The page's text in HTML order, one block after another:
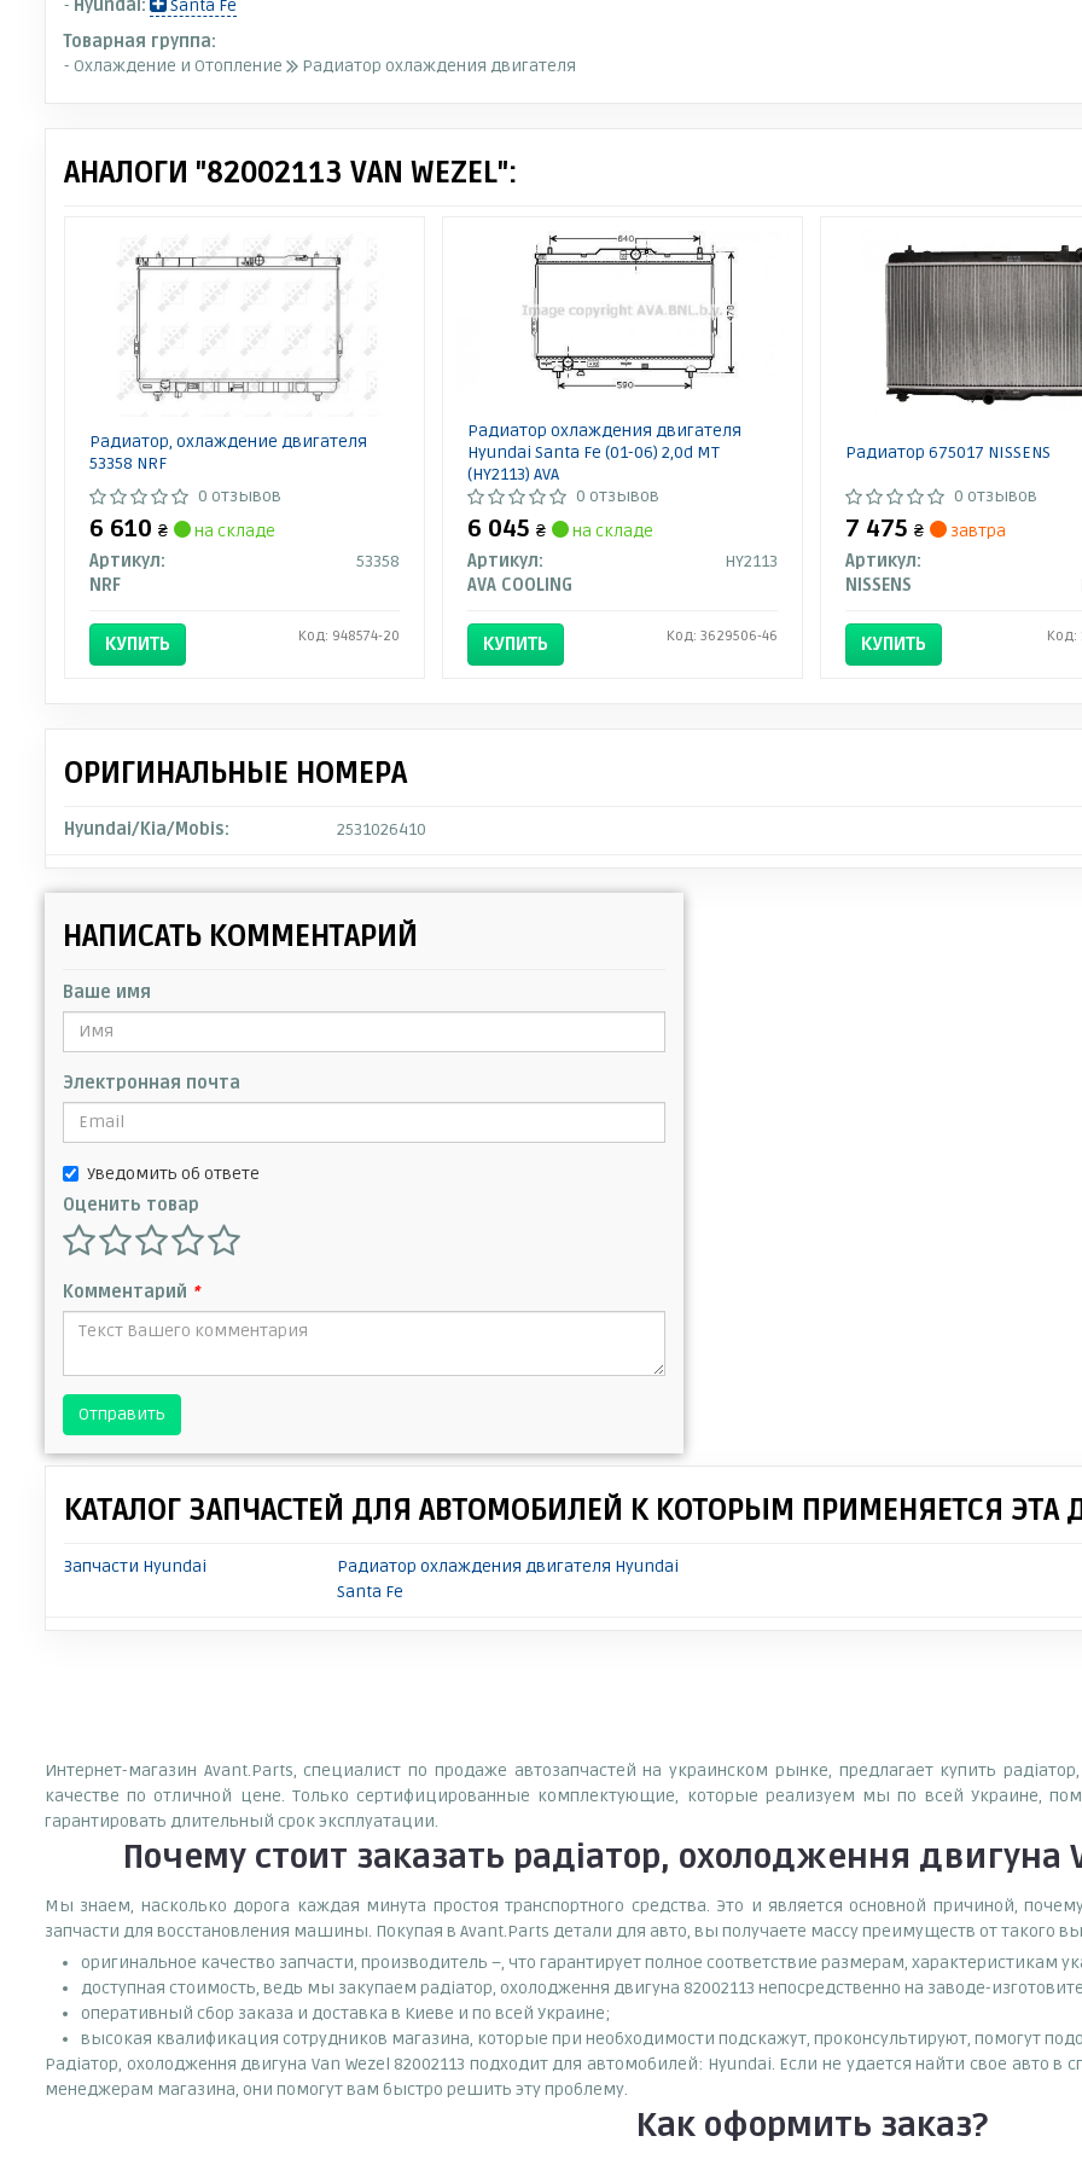
- Hyundai:
Santa Fe
Товарная группа:
- Охлаждение и Отопление
Радиатор охлаждения двигателя
АНАЛОГИ "82002113 VAN WEZEL":
Радиатор, охлаждение двигателя
53358 NRF
0 отзывов
6 610 ₴
на складе
Артикул:
53358
NRF
КУПИТЬ Код: 948574-20
Радиатор охлаждения двигателя
Hyundai Santa Fe (01-06) 2,0d MT
(HY2113) AVA
0 отзывов
6 045 ₴
на складе
Артикул:
HY2113
AVA COOLING
КУПИТЬ Код: 3629506-46
Радиатор 675017 NISSENS
0 отзывов
7 475 ₴
завтра
Артикул:
NISSENS
КУПИТЬ Код:
ОРИГИНАЛЬНЫЕ НОМЕРА
Hyundai/Kia/Mobis: 2531026410
НАПИСАТЬ КОММЕНТАРИЙ
Ваше имя
Электронная почта
Уведомить об ответе
Оценить товар
Комментарий *
Отправить
КАТАЛОГ ЗАПЧАСТЕЙ ДЛЯ АВТОМОБИЛЕЙ К КОТОРЫМ ПРИМЕНЯЕТСЯ ЭТА
Запчасти Hyundai
Радиатор охлаждения двигателя Hyundai
Santa Fe
Интернет-магазин Avant.Parts, специалист по продаже автозапчастей на украинском рынке, предлагает купить
качестве по отличной цене. Только сертифицированные комплектующие, которые реализуем мы по всей Украине,
гарантировать длительный срок эксплуатации.
Почему стоит заказать радіатор, охолодження двигуна
Мы знаем, насколько дорога каждая минута простоя транспортного средства. Это и является основной причиной,
запчасти для восстановления машины. Покупая в Avant.Parts детали для авто, вы получаете массу преимуществ от такого
оригинальное качество запчасти, производитель –, что гарантирует полное соответствие размерам, характеристикам
доступная стоимость, ведь мы закупаем радіатор, охолодження двигуна 82002113 непосредственно на заводе-
оперативный сбор заказа и доставка в Киеве и по всей Украине;
высокая квалификация сотрудников магазина, которые при необходимости подскажут, проконсультируют, помогут
Радіатор, охолодження двигуна Van Wezel 82002113 подходит для автомобилей: Hyundai. Если не удается найти свое авто
менеджерам магазина, они помогут вам быстро решить эту проблему.
Как оформить заказ?